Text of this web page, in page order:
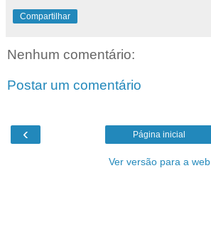
Compartilhar
Nenhum comentário:
Postar um comentário
‹ Página inicial
Ver versão para a web